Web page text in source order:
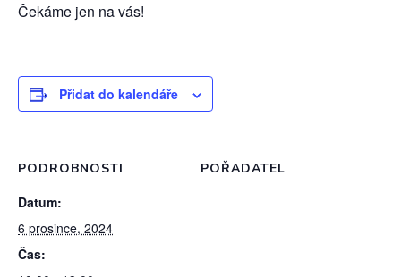
Čekáme jen na vás!
Přidat do kalendáře
PODROBNOSTI
Datum:
6 prosince, 2024
Čas:
POŘADATEL